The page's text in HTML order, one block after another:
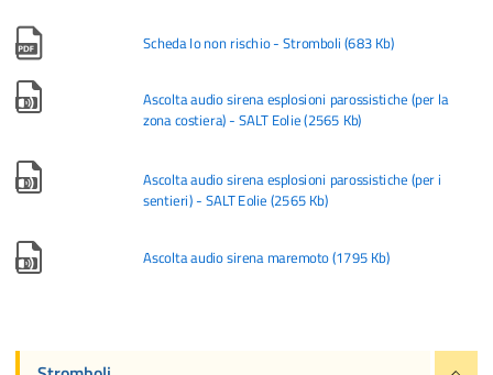
Scheda Io non rischio - Stromboli(683 Kb)
Ascolta audio sirena esplosioni parossistiche (per la
zona costiera) - SALT Eolie(2565 Kb)
Ascolta audio sirena esplosioni parossistiche (per i
sentieri) - SALT Eolie (2565 Kb)
Ascolta audio sirena maremoto(1795 Kb)